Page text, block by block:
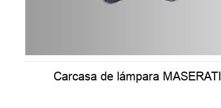
Carcasa de lámpara MASERATI